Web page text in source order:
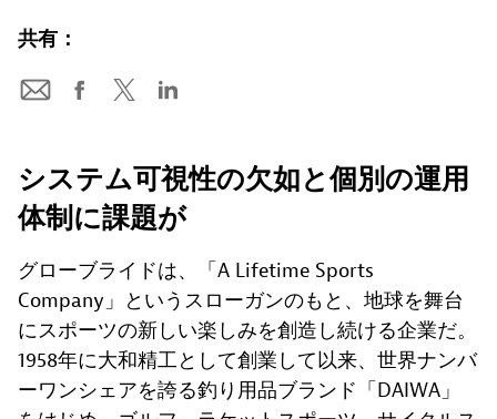
共有：
システム可視性の欠如と個別の運用
体制に課題が
グローブライドは、「A Lifetime Sports
Company」というスローガンのもと、地球を舞台
にスポーツの新しい楽しみを創造し続ける企業だ。
1958年に大和精工として創業して以来、世界ナンバ
ーワンシェアを誇る釣り用品ブランド「DAIWA」